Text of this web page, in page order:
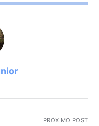
PRÓXIMO POST